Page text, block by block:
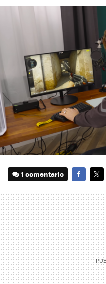
1 comentario